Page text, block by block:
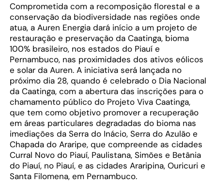
Comprometida com a recomposição florestal e a
conservação da biodiversidade nas regiões onde
atua, a Auren Energia dará início a um projeto de
restauração e preservação da Caatinga, bioma
100% brasileiro, nos estados do Piauí e
Pernambuco, nas proximidades dos ativos eólicos
e solar da Auren. A iniciativa será lançada no
próximo dia 28, quando é celebrado o Dia Nacional
da Caatinga, com a abertura das inscrições para o
chamamento público do Projeto Viva Caatinga,
que tem como objetivo promover a recuperação
em áreas particulares degradadas do bioma nas
imediações da Serra do Inácio, Serra do Azulão e
Chapada do Araripe, que compreende as cidades
Curral Novo do Piauí, Paulistana, Simões e Betânia
do Piauí, no Piauí, e as cidades Araripina, Ouricuri e
Santa Filomena, em Pernambuco.